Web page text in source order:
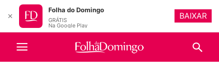
✕
Folha do Domingo
GRÁTIS
Na Google Play
BAIXAR